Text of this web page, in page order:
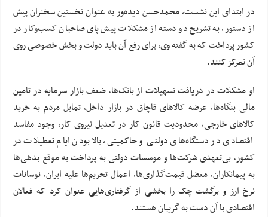
در ابتدای این نشست، محمدحسن دیده‌ور به عنوان نخستین سخنران پیش
از دستور، به تشریح دو دسته از مشکلات پیش پای صاحبان کسب‌و‌کار در
کشور پرداخت که به گفته وی، برای رفع آن باید دولت و بخش خصوصی روی
آن تمرکز کنند.
او مشکلات در دریافت تسهیلات از بانک‌ها، ضعف بازار سرمایه در تامین
مالی بنگاه‌ها، عرضه کالاهای قاچاق در بازار داخل، تمایل مردم به خرید
کالاهای خارجی، محدودیت قانون کار در تعدیل نیروی کار، وجود مفاسد
اقتصادی در دستگاه‌های دولتی و حاکمیتی، بالا بودن ایام تعطیلات در
کشور، بی‌تعهدی شرکت‌ها و موسسات دولتی به پرداخت به موقع بدهی‌ها
به پیمانکاران، معضل قیمت‌گذاری‌ها، اعمال تحریم‌ها علیه ایران، نوسانات
نرخ ارز و برگشت چک را بخشی از گرفتاری‌هایی عنوان کرد که فعالان
اقتصادی با آن دست به گریبان هستند.